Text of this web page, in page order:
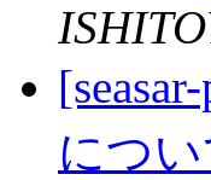
につい